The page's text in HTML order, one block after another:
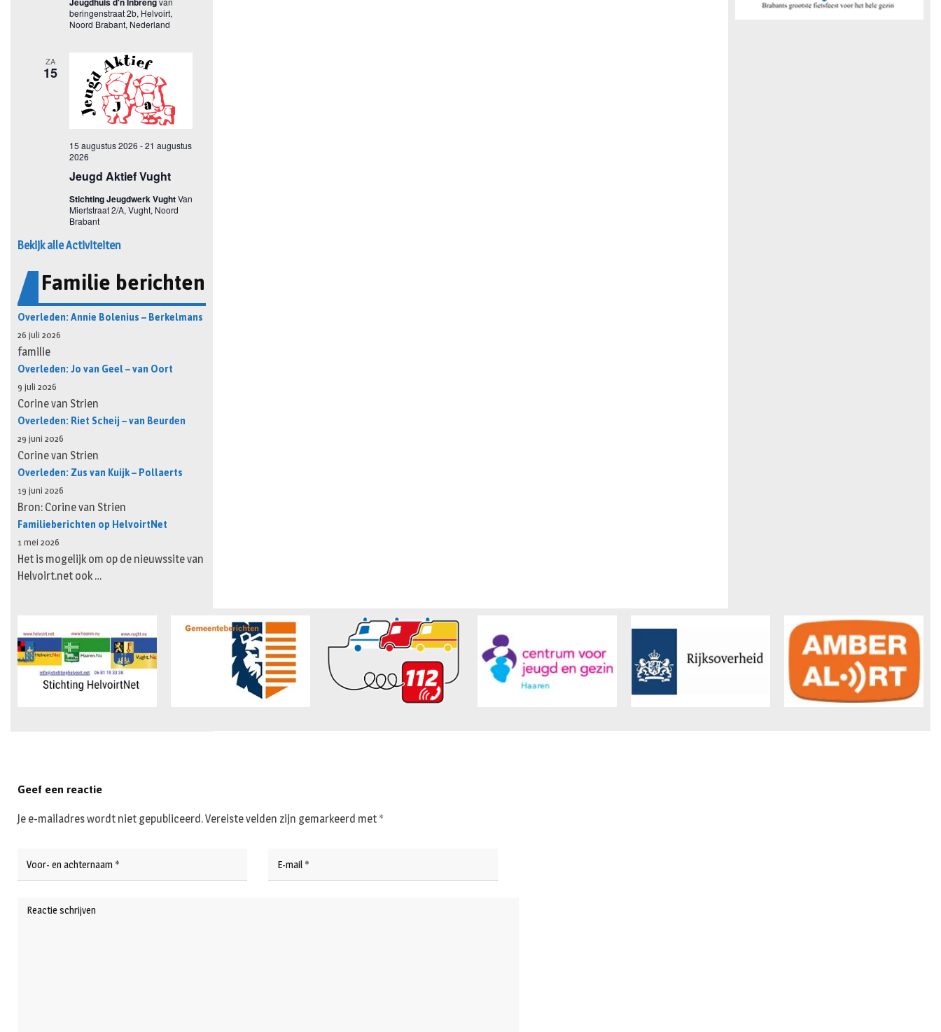
Bekijk alle Activiteiten
Familie berichten
Overleden: Annie Bolenius – Berkelmans
26 juli 2026
familie
Overleden: Jo van Geel – van Oort
9 juli 2026
Corine van Strien
Overleden: Riet Scheij – van Beurden
29 juni 2026
Corine van Strien
Overleden: Zus van Kuijk – Pollaerts
19 juni 2026
Bron: Corine van Strien
Familieberichten op HelvoirtNet
1 mei 2026
Het is mogelijk om op de nieuwssite van
Helvoirt.net ook …
Geef een reactie
Je e-mailadres wordt niet gepubliceerd.Vereiste velden zijn gemarkeerd met *